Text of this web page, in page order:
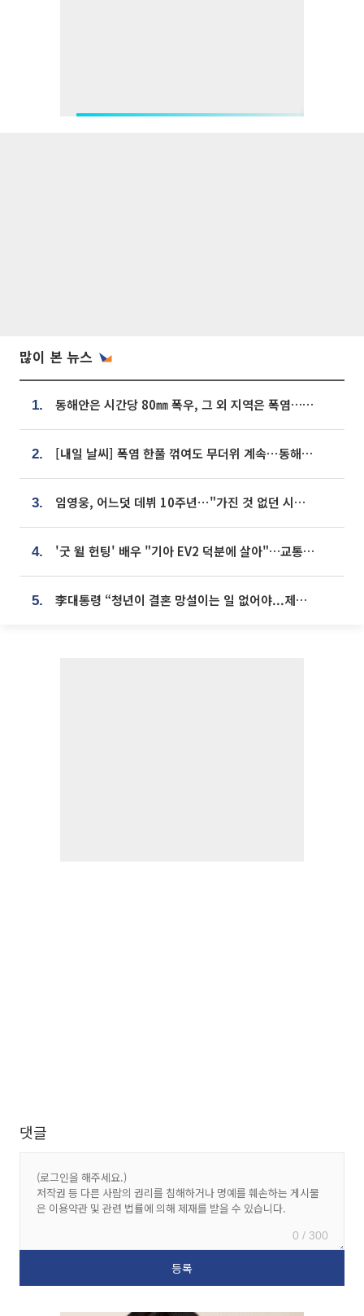
많이 본 뉴스
1. 동해안은 시간당 80㎜ 폭우, 그 외 지역은 폭염…‘극과 극 날씨’
2. [내일 날씨] 폭염 한풀 꺾여도 무더위 계속⋯동해안 이틀 연속 비
3. 임영웅, 어느덧 데뷔 10주년⋯"가진 것 없던 시절, 내 앞엔 20명의 팬뿐"
4. '굿 윌 헌팅' 배우 "기아 EV2 덕분에 살아"…교통사고 후 안전성 극찬
5. 李대통령 “청년이 결혼 망설이는 일 없어야...제도상 불이익 조사”
댓글
0 / 300